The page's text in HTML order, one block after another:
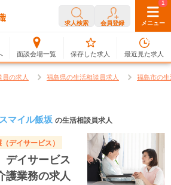
求人検索 会員登録 メニュー
面談会場一覧
0
保存した求人
1
最近見た求人
員の求人 福島県の生活相談員求人 福島市の
マイル飯坂 の生活相談員求人
デイサービス）
デイサービス
護業務の求人